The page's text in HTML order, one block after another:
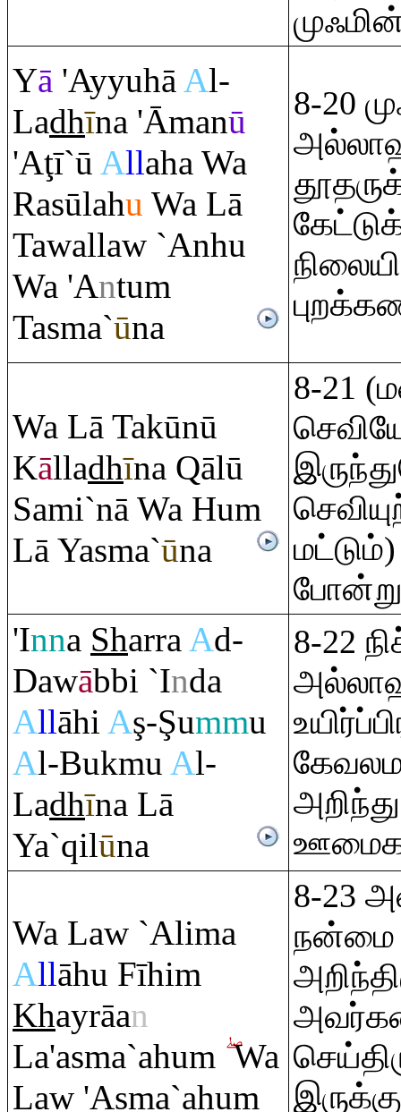
Yā 'AyyuhāAl-
Ladhīna 'Āmanū
'Aţī`ū Allaha Wa
Rasūlahu Wa Lā
Tawallaw `Anhu
Wa 'Antum
Tasma`ūna
8-20
Wa Lā Takūnū
Kālladhīna Qālū
Sami`nā Wa Hum
Lā Yasma`ūna
8-21
'Inna SharraAd-
Dawābbi `Inda
Allāhi Aş-Şummu
Al-Bukmu Al-
Ladhīna Lā
Ya`qilūna
8-22
Wa Law `Alima
Allāhu Fīhim
Khayrāan
La'asma`ahum Wa
Law 'Asma`ahum
8-23
நன்மை